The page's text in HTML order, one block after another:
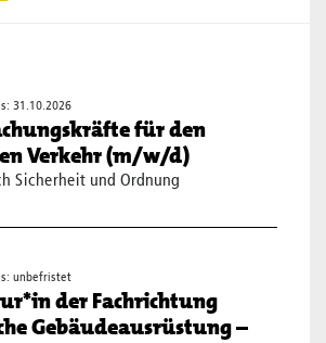
31.10.2026
für den
Verkehr (m/w/d)
Sicherheit und Ordnung
unbefristet
der Fachrichtung
Gebäudeausrüstung –